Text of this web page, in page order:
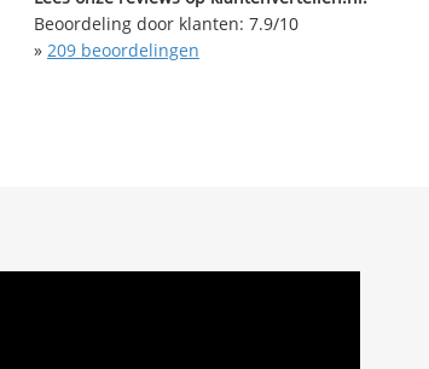
Beoordeling door klanten: 7.9/10
» 209 beoordelingen